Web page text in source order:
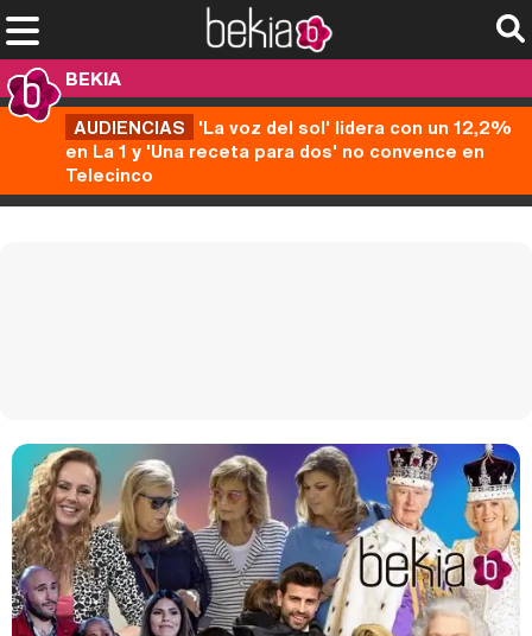
BEKIA
AUDIENCIAS 'La voz del sol' lidera con un 12,2%
en La 1 y 'Una receta para dos' no convence en
Telecinco